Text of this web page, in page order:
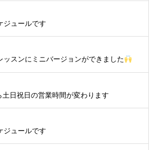
ジュールです
ッスンにミニバージョンができました
土日祝日の営業時間が変わります
ジュールです